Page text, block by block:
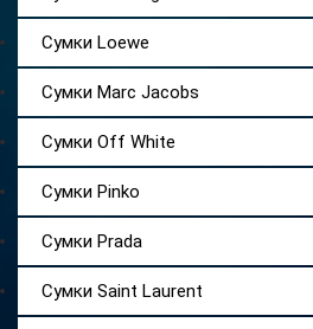
Сумки Loewe
Сумки Marc Jacobs
Сумки Off White
Сумки Pinko
Сумки Prada
Сумки Saint Laurent